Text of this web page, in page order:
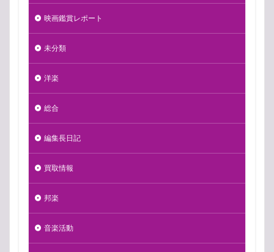
映画鑑賞レポート
未分類
洋楽
総合
編集長日記
買取情報
邦楽
音楽活動